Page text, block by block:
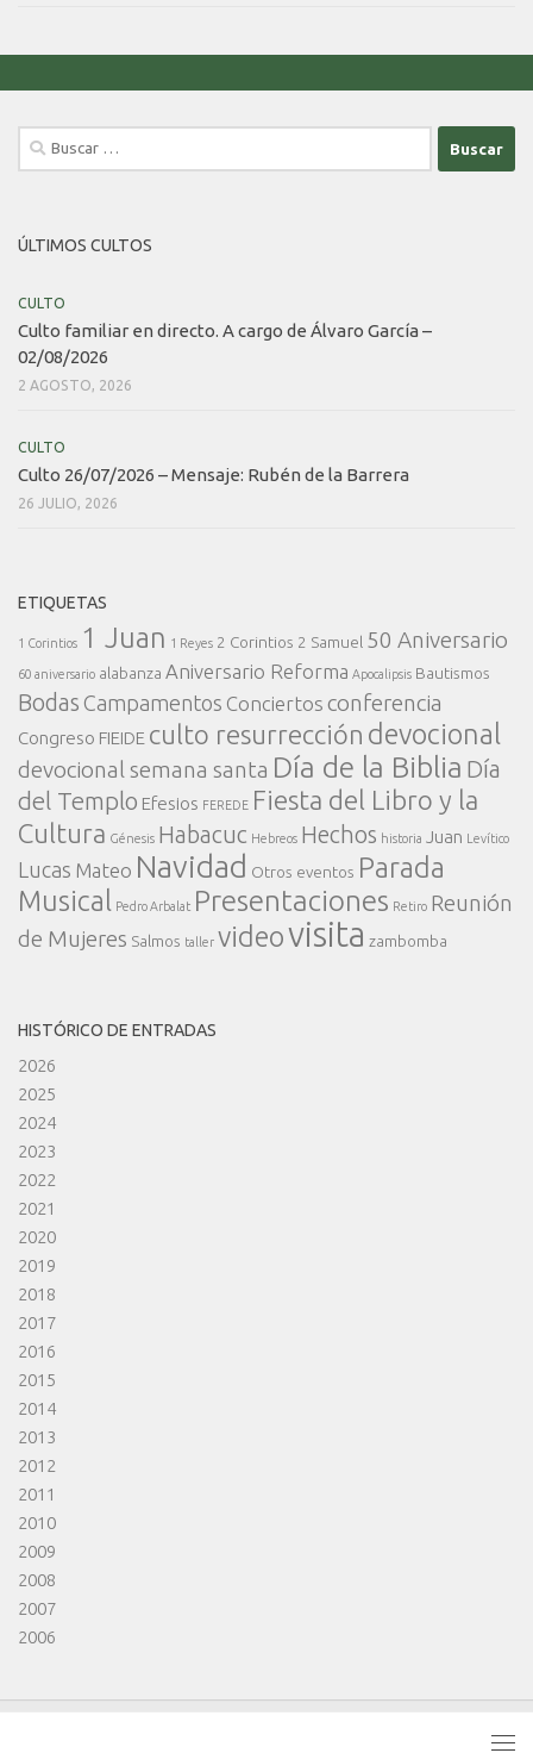
Buscar:
ÚLTIMOS CULTOS
CULTO
Culto familiar en directo. A cargo de Álvaro García –
02/08/2026
2 AGOSTO, 2026
CULTO
Culto 26/07/2026 – Mensaje: Rubén de la Barrera
26 JULIO, 2026
ETIQUETAS
1 Corintios 1 Juan 1 Reyes 2 Corintios 2 Samuel 50 Aniversario
60 aniversario alabanza Aniversario Reforma Apocalipsis Bautismos
Bodas Campamentos Conciertos conferencia
Congreso FIEIDE culto resurrección devocional
devocional semana santa Día de la Biblia Día
del Templo Efesios FEREDE Fiesta del Libro y la
Cultura Génesis Habacuc Hebreos Hechos historia Juan Levítico
Lucas Mateo Navidad Otros eventos Parada
Musical
Pedro Arbalat Presentaciones Retiro Reunión
de Mujeres Salmos taller videovisita zambomba
HISTÓRICO DE ENTRADAS
2026
2025
2024
2023
2022
2021
2020
2019
2018
2017
2016
2015
2014
2013
2012
2011
2010
2009
2008
2007
2006